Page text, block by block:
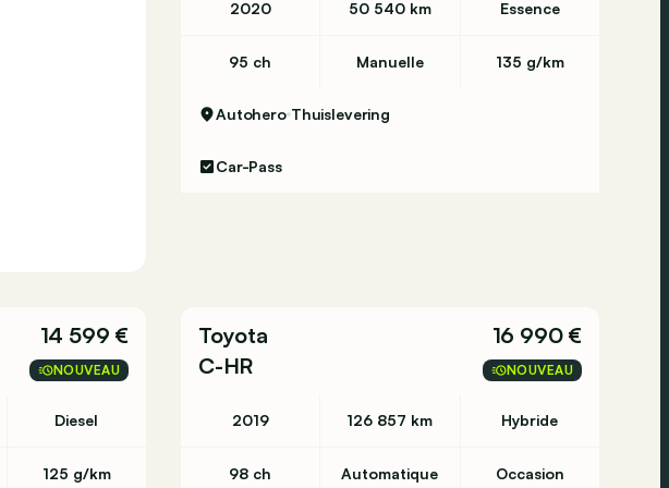
2020 50 540 km Essence
95 ch Manuelle 135 g/km
Autohero Thuislevering
Car-Pass
14 599 €
NOUVEAU
Diesel
125 g/km
Toyota
C-HR
16 990 €
NOUVEAU
2019 126 857 km Hybride
98 ch Automatique Occasion